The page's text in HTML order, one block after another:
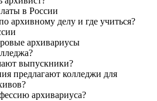
в России
архивному делу и где учиться?
архивариусы
выпускники?
предлагают колледжи для
архивариуса?